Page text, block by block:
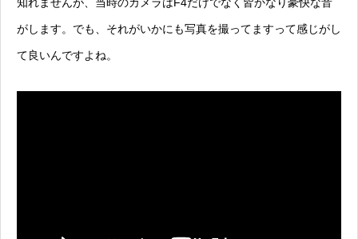
知れませんが、 当時のカメラはF4だけでなく皆かなり豪快な音
がします。 でも、それがいかにも写真を撮ってますって感じがし
て良いんですよね。